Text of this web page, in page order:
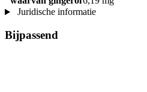
Juridische informatie
Bijpassend